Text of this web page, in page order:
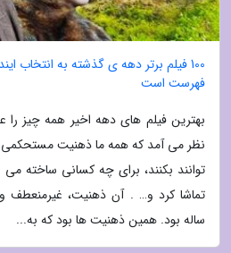
فهرست است
بهترین فیلم های دهه اخیر همه چیز
نظر می آمد که همه ما ذهنیت مستحکمی
توانند بکنند، برای چه کسانی ساخته
تماشا کرد و… . آن ذهنیت، غیرمنعطف
ساله بود. همین ذهنیت ها بود که به...